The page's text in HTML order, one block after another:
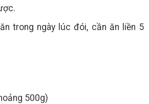
trong ngày lúc đói, cần ăn liền 5
500g)